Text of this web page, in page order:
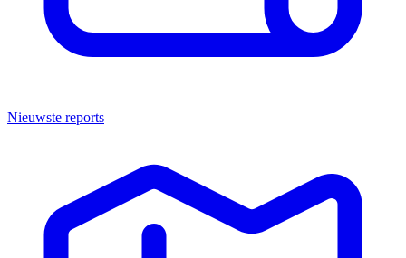
Nieuwste reports